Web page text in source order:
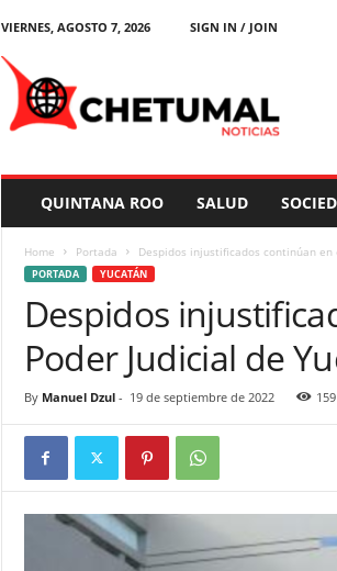
VIERNES, AGOSTO 7, 2026
SIGN IN / JOIN
QUINTANA ROO SALUD
Home Portada Despidos injustificados continúan en
PORTADA YUCATÁN
Despidos
Poder Judicial de
By Manuel Dzul- 19 de septiembre de 2022 159